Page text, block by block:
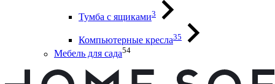
Тумба с ящиками3
Компьютерные кресла35
Мебель для сада54